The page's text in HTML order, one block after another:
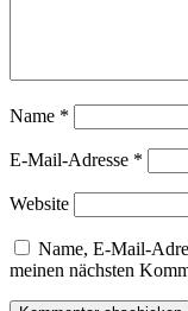
Name *
E-Mail-Adresse *
Website
Name, E-Mail-
meinen nächsten